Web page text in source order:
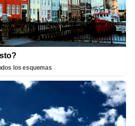
los esquemas